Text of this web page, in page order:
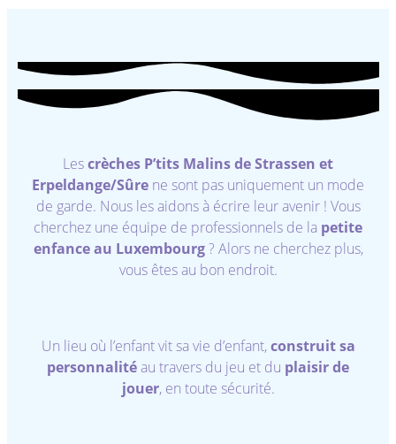
Lescrèches P’tits Malins de Strassen et
Erpeldange/Sûre ne sont pas uniquement un mode
de garde. Nous les aidons à écrire leur avenir ! Vous
cherchez une équipe de professionnels de la petite
enfance au Luxembourg? Alors ne cherchez plus,
vous êtes au bon endroit.
Un lieu où l’enfant vit sa vie d’enfant,construit sa
personnalitéau travers du jeu et du plaisir de
jouer, en toute sécurité.